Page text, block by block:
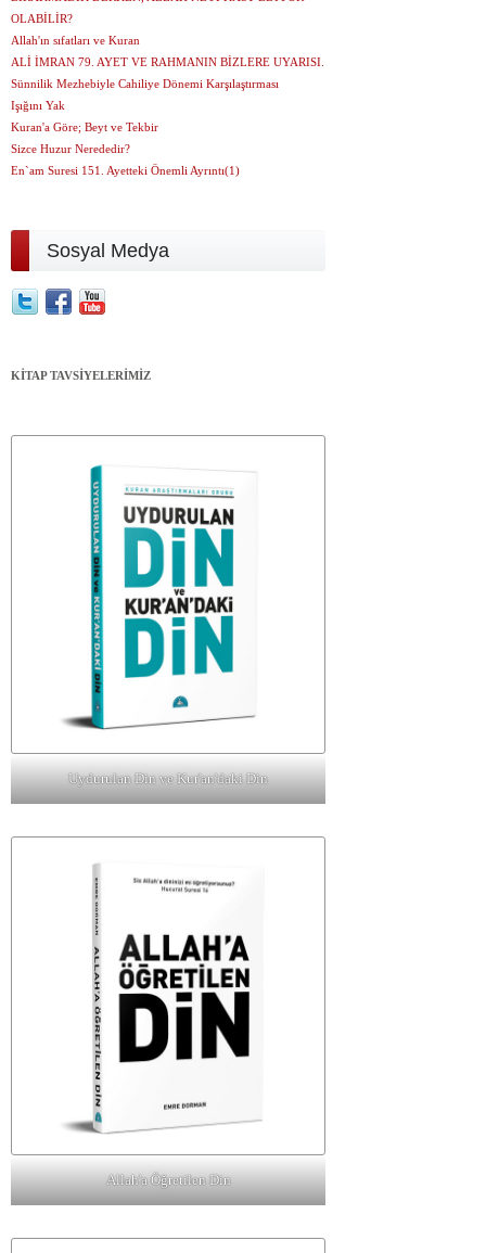
OLABİLİR?
Allah'ın sıfatları ve Kuran
ALİ İMRAN 79. AYET VE RAHMANIN BİZLERE UYARISI.
Sünnilik Mezhebiyle Cahiliye Dönemi Karşılaştırması
Işığını Yak
Kuran'a Göre; Beyt ve Tekbir
Sizce Huzur Nerededir?
En`am Suresi 151. Ayetteki Önemli Ayrıntı(1)
Sosyal Medya
KİTAP TAVSİYELERİMİZ
Uydurulan Din ve Kur'an'daki Din
Allah'a Öğretilen Din